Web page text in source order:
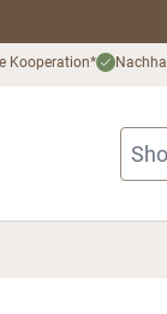
Kooperation*